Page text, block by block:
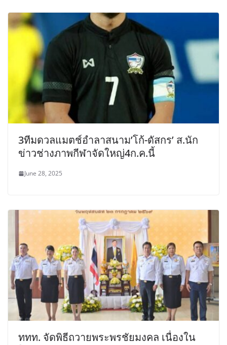
3ทีมดวลแมตช์อำลาสนาม’โก้-ดัสกร’ ส.นัก
ข่าวช่างภาพกีฬาจัดใหญ่4ก.ค.นี้
June 28, 2025
ททท. จัดพิธีถวายพระพรชัยมงคล เนื่องใน